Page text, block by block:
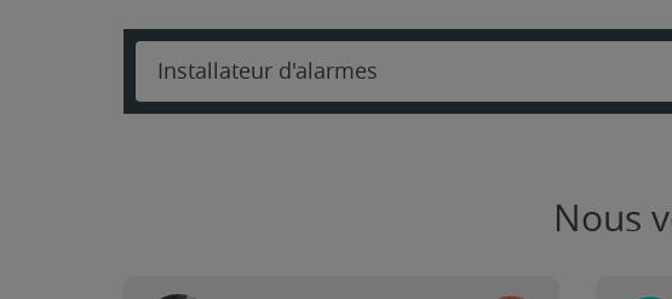
Installateur d'alarmes
Nous